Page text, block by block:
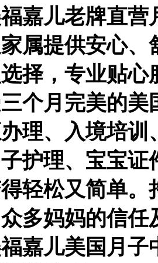
儿老牌直营
属提供安心
择，专业贴心
个月完美的美
理、入境培训
护理、宝宝
轻松又简单
多妈妈的信任
儿美国月子